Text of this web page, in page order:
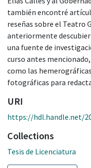
también encontré
reseñas sobre el Teatro
anteriormente
una fuente de
curso antes
como las
fotográficas para
URI
https://hdl.handle.net/
Collections
Tesis de Licenciatura